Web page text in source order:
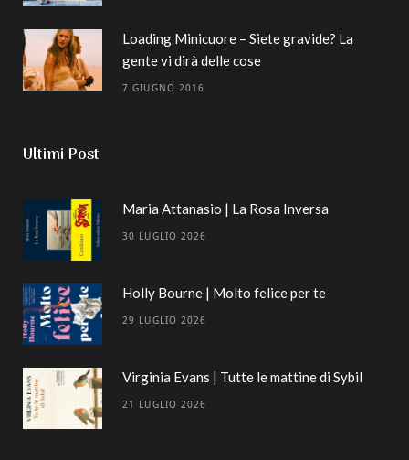
Loading Minicuore – Siete gravide? La
gente vi dirà delle cose
7 GIUGNO 2016
Ultimi Post
Maria Attanasio | La Rosa Inversa
30 LUGLIO 2026
Holly Bourne | Molto felice per te
29 LUGLIO 2026
Virginia Evans | Tutte le mattine di Sybil
21 LUGLIO 2026